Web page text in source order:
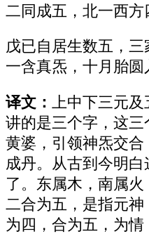
二同成五，北一西方
戊已自居生数五，
一含真炁，十月胎圆
译文： 上中下三元及
讲的是三个字，这
黄婆，引领神炁交
成丹。从古到今明
了。东属木，南属
二合为五，是指元
为四，合为五，为情